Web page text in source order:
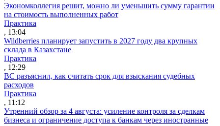
Экономколлегия решит, можно ли уменьшить сумму гарантии
на стоимость выполненных работ
Практика
, 13:04
Wildberries планирует запустить в 2027 году два крупных
склада в Казахстане
Практика
, 12:29
ВС разъяснил, как считать срок для взыскания судебных
расходов
Практика
, 11:12
Утренний обзор за 4 августа: усиление контроля за сделкам
бизнеса и ограничение доступа к банкам через иностранные